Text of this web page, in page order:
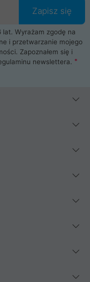
Zapisz się
lat. Wyrażam zgodę na
i przetwarzanie mojego
Zapoznałem się i
newslettera.